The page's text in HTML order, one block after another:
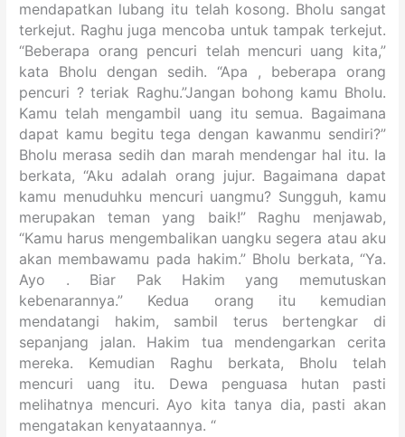
mendapatkan lubang itu telah kosong. Bholu sangat
terkejut. Raghu juga mencoba untuk tampak terkejut.
“Beberapa orang pencuri telah mencuri uang kita,”
kata Bholu dengan sedih. “Apa , beberapa orang
pencuri ? teriak Raghu.”Jangan bohong kamu Bholu.
Kamu telah mengambil uang itu semua. Bagaimana
dapat kamu begitu tega dengan kawanmu sendiri?”
Bholu merasa sedih dan marah mendengar hal itu. Ia
berkata, “Aku adalah orang jujur. Bagaimana dapat
kamu menuduhku mencuri uangmu? Sungguh, kamu
merupakan teman yang baik!” Raghu menjawab,
“Kamu harus mengembalikan uangku segera atau aku
akan membawamu pada hakim.” Bholu berkata, “Ya.
Ayo . Biar Pak Hakim yang memutuskan
kebenarannya.” Kedua orang itu kemudian
mendatangi hakim, sambil terus bertengkar di
sepanjang jalan. Hakim tua mendengarkan cerita
mereka. Kemudian Raghu berkata, Bholu telah
mencuri uang itu. Dewa penguasa hutan pasti
melihatnya mencuri. Ayo kita tanya dia, pasti akan
mengatakan kenyataannya. “